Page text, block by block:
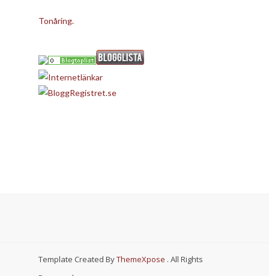
Tonåring.
Template Created ByThemeXpose . All Rights